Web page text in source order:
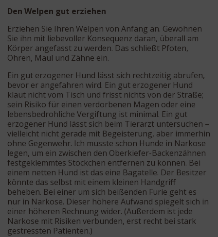
Den Welpen gut erziehen
Erziehen Sie Ihren Welpen von Anfang an. Gewöhnen
Sie ihn mit liebevoller Konsequenz daran, überall am
Körper angefasst zu werden. Das schließt Pfoten,
Ohren, Maul und Zähne ein.
Ein gut erzogener Hund lässt sich rechtzeitig abrufen,
bevor er angefahren wird. Ein gut erzogener Hund
klaut nicht vom Tisch und frisst nichts von der Straße;
sein Risiko für einen verdorbenen Magen oder eine
lebensbedrohliche Vergiftung ist minimal. Ein gut
erzogener Hund lässt sich beim Tierarzt untersuchen –
vielleicht nicht gerade mit Begeisterung, aber immerhin
ohne Gegenwehr. Ich musste schon Hunde in Narkose
legen, um ein zwischen den Oberkiefer-Backenzähnen
festgeklemmtes Stöckchen entfernen zu können. Bei
einem netten Hund ist das eine Bagatelle. Der Besitzer
könnte das selbst mit einem kleinen Handgriff
beheben. Bei einer um sich beißenden Furie geht es
nur in Narkose. Dieser höhere Aufwand spiegelt sich in
einer höheren Rechnung wider. (Außerdem ist jede
Narkose mit Risiken verbunden, erst recht bei stark
gestressten Patienten.)